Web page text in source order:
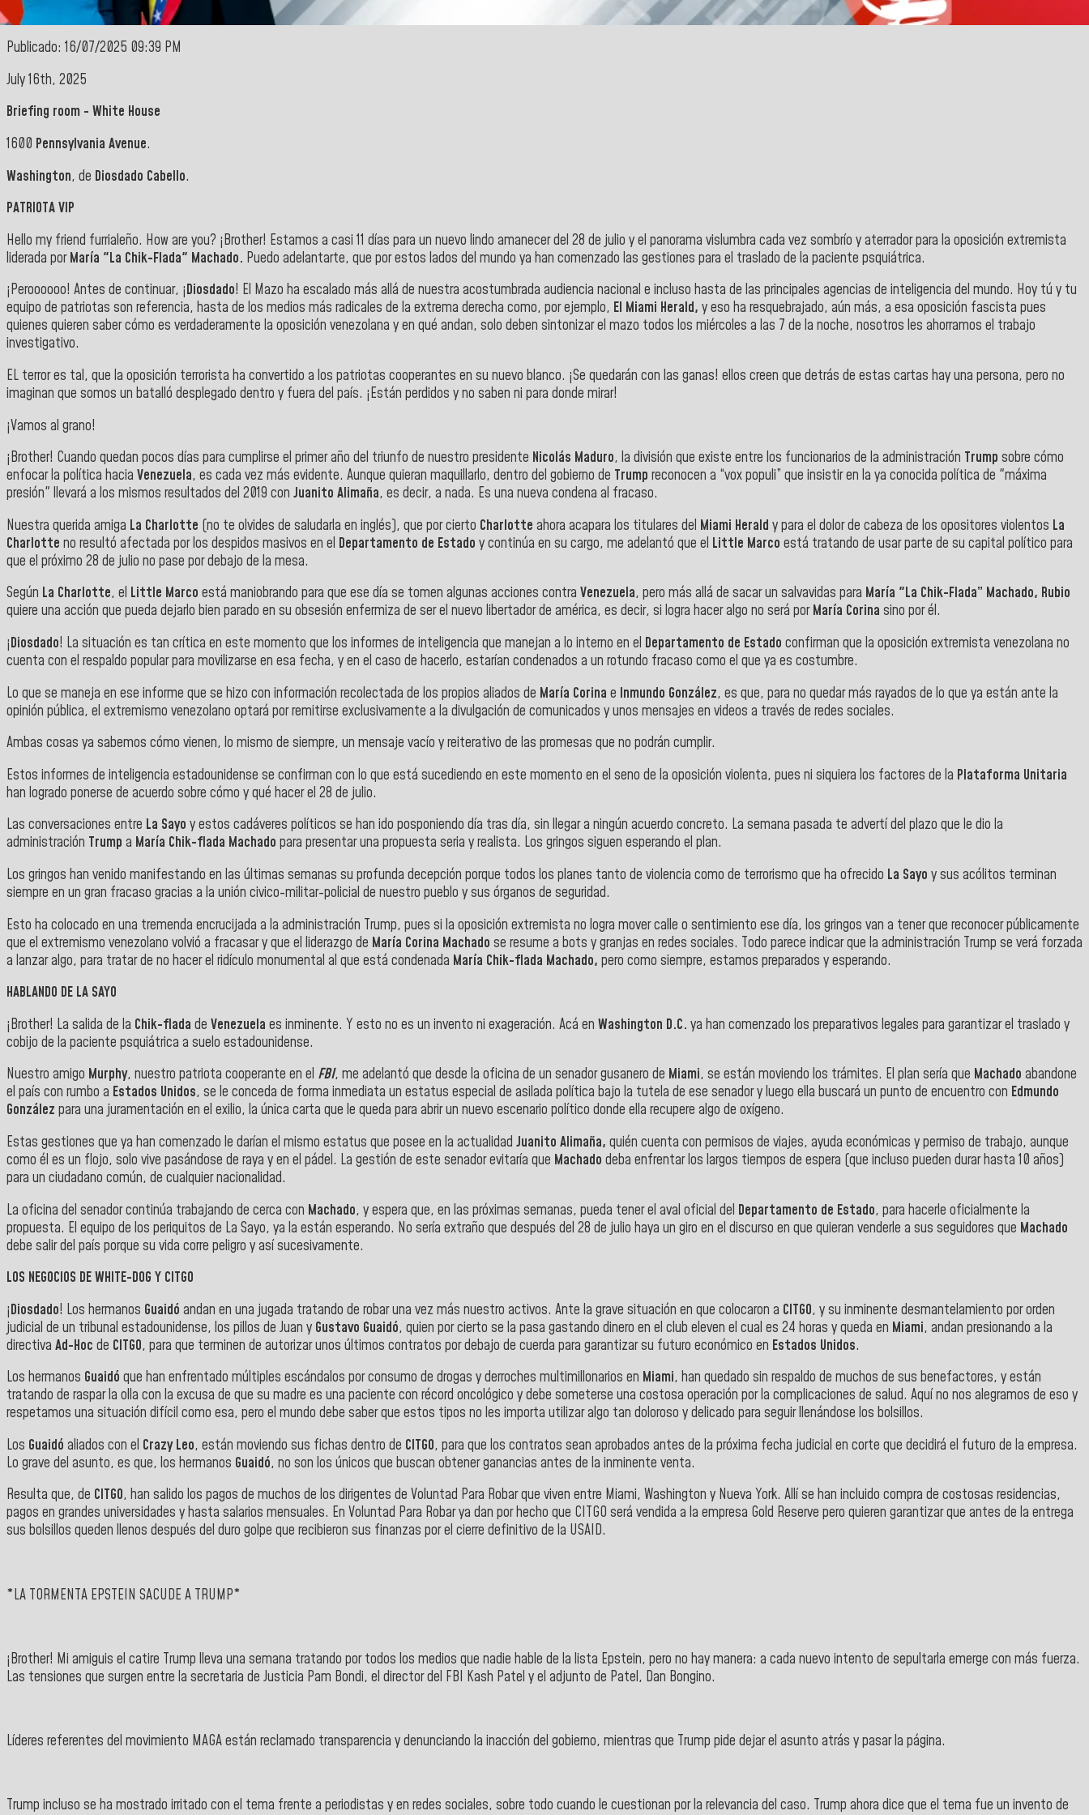
Publicado: 16/07/2025 09:39 PM
July 16th, 2025
Briefing room - White House
1600 Pennsylvania Avenue.
Washington, de Diosdado Cabello.
PATRIOTA VIP
Hello my friend furrialeño. How are you? ¡Brother! Estamos a casi 11 días para un nuevo lindo amanecer del 28 de julio y el panorama vislumbra cada vez sombrío y aterrador para la oposición extremista
liderada porMaría "La Chik-Flada" Machado. Puedo adelantarte, que por estos lados del mundo ya han comenzado las gestiones para el traslado de la paciente psquiátrica.
¡Peroooooo! Antes de continuar, ¡Diosdado! El Mazo ha escalado más allá de nuestra acostumbrada audiencia nacional e incluso hasta de las principales agencias de inteligencia del mundo. Hoy tú y tu
equipo de patriotas son referencia, hasta de los medios más radicales de la extrema derecha como, por ejemplo, El Miami Herald, y eso ha resquebrajado, aún más, a esa oposición fascista pues
quienes quieren saber cómo es verdaderamente la oposición venezolana y en qué andan, solo deben sintonizar el mazo todos los miércoles a las 7 de la noche, nosotros les ahorramos el trabajo
investigativo.
EL terror es tal, que la oposición terrorista ha convertido a los patriotas cooperantes en su nuevo blanco. ¡Se quedarán con las ganas! ellos creen que detrás de estas cartas hay una persona, pero no
imaginan que somos un batalló desplegado dentro y fuera del país. ¡Están perdidos y no saben ni para donde mirar!
¡Vamos al grano!
¡Brother! Cuando quedan pocos días para cumplirse el primer año del triunfo de nuestro presidente Nicolás Maduro, la división que existe entre los funcionarios de la administración Trump sobre cómo
enfocar la política hacia Venezuela, es cada vez más evidente. Aunque quieran maquillarlo, dentro del gobierno de Trump reconocen a “vox populi” que insistir en la ya conocida política de "máxima
presión" llevará a los mismos resultados del 2019 con Juanito Alimaña, es decir, a nada. Es una nueva condena al fracaso.
Nuestra querida amiga La Charlotte (no te olvides de saludarla en inglés), que por cierto Charlotte ahora acapara los titulares del Miami Herald y para el dolor de cabeza de los opositores violentos La
Charlotte no resultó afectada por los despidos masivos en el Departamento de Estado y continúa en su cargo, me adelantó que el Little Marco está tratando de usar parte de su capital político para
que el próximo 28 de julio no pase por debajo de la mesa.
Según La Charlotte, el Little Marco está maniobrando para que ese día se tomen algunas acciones contra Venezuela, pero más allá de sacar un salvavidas para María "La Chik-Flada” Machado, Rubio
quiere una acción que pueda dejarlo bien parado en su obsesión enfermiza de ser el nuevo libertador de américa, es decir, si logra hacer algo no será porMaría Corina sino por él.
¡Diosdado! La situación es tan crítica en este momento que los informes de inteligencia que manejan a lo interno en el Departamento de Estado confirman que la oposición extremista venezolana no
cuenta con el respaldo popular para movilizarse en esa fecha, y en el caso de hacerlo, estarían condenados a un rotundo fracaso como el que ya es costumbre.
Lo que se maneja en ese informe que se hizo con información recolectada de los propios aliados de María Corina e Inmundo González, es que, para no quedar más rayados de lo que ya están ante la
opinión pública, el extremismo venezolano optará por remitirse exclusivamente a la divulgación de comunicados y unos mensajes en videos a través de redes sociales.
Ambas cosas ya sabemos cómo vienen, lo mismo de siempre, un mensaje vacío y reiterativo de las promesas que no podrán cumplir.
Estos informes de inteligencia estadounidense se confirman con lo que está sucediendo en este momento en el seno de la oposición violenta, pues ni siquiera los factores de la Plataforma Unitaria
han logrado ponerse de acuerdo sobre cómo y qué hacer el 28 de julio.
Las conversaciones entre La Sayo y estos cadáveres políticos se han ido posponiendo día tras día, sin llegar a ningún acuerdo concreto. La semana pasada te advertí del plazo que le dio la
administración Trump a María Chik-flada Machado para presentar una propuesta seria y realista. Los gringos siguen esperando el plan.
Los gringos han venido manifestando en las últimas semanas su profunda decepción porque todos los planes tanto de violencia como de terrorismo que ha ofrecido La Sayo y sus acólitos terminan
siempre en un gran fracaso gracias a la unión civico-militar-policial de nuestro pueblo y sus órganos de seguridad.
Esto ha colocado en una tremenda encrucijada a la administración Trump, pues si la oposición extremista no logra mover calle o sentimiento ese día, los gringos van a tener que reconocer públicamente
que el extremismo venezolano volvió a fracasar y que el liderazgo de María Corina Machado se resume a bots y granjas en redes sociales. Todo parece indicar que la administración Trump se verá forzada
a lanzar algo, para tratar de no hacer el ridículo monumental al que está condenada María Chik-flada Machado, pero como siempre, estamos preparados y esperando.
HABLANDO DE LA SAYO
¡Brother! La salida de la Chik-flada de Venezuela es inminente. Y esto no es un invento ni exageración. Acá en Washington D.C. ya han comenzado los preparativos legales para garantizar el traslado y
cobijo de la paciente psquiátrica a suelo estadounidense.
Nuestro amigo Murphy, nuestro patriota cooperante en el FBI, me adelantó que desde la oficina de un senador gusanero de Miami, se están moviendo los trámites. El plan sería que Machado abandone
el país con rumbo a Estados Unidos, se le conceda de forma inmediata un estatus especial de asilada política bajo la tutela de ese senador y luego ella buscará un punto de encuentro con Edmundo
González para una juramentación en el exilio, la única carta que le queda para abrir un nuevo escenario político donde ella recupere algo de oxígeno.
Estas gestiones que ya han comenzado le darían el mismo estatus que posee en la actualidad Juanito Alimaña, quién cuenta con permisos de viajes, ayuda económicas y permiso de trabajo, aunque
como él es un flojo, solo vive pasándose de raya y en el pádel. La gestión de este senador evitaría que Machado deba enfrentar los largos tiempos de espera (que incluso pueden durar hasta 10 años)
para un ciudadano común, de cualquier nacionalidad.
La oficina del senador continúa trabajando de cerca con Machado, y espera que, en las próximas semanas, pueda tener el aval oficial del Departamento de Estado, para hacerle oficialmente la
propuesta. El equipo de los periquitos de La Sayo, ya la están esperando. No sería extraño que después del 28 de julio haya un giro en el discurso en que quieran venderle a sus seguidores que Machado
debe salir del país porque su vida corre peligro y así sucesivamente.
LOS NEGOCIOS DE WHITE-DOG Y CITGO
¡Diosdado! Los hermanos Guaidó andan en una jugada tratando de robar una vez más nuestro activos. Ante la grave situación en que colocaron a CITGO, y su inminente desmantelamiento por orden
judicial de un tribunal estadounidense, los pillos de Juan y Gustavo Guaidó, quien por cierto se la pasa gastando dinero en el club eleven el cual es 24 horas y queda en Miami, andan presionando a la
directiva Ad-Hoc de CITGO, para que terminen de autorizar unos últimos contratos por debajo de cuerda para garantizar su futuro económico en Estados Unidos.
Los hermanos Guaidó que han enfrentado múltiples escándalos por consumo de drogas y derroches multimillonarios en Miami, han quedado sin respaldo de muchos de sus benefactores, y están
tratando de raspar la olla con la excusa de que su madre es una paciente con récord oncológico y debe someterse una costosa operación por la complicaciones de salud. Aquí no nos alegramos de eso y
respetamos una situación difícil como esa, pero el mundo debe saber que estos tipos no les importa utilizar algo tan doloroso y delicado para seguir llenándose los bolsillos.
Los Guaidó aliados con el Crazy Leo, están moviendo sus fichas dentro de CITGO, para que los contratos sean aprobados antes de la próxima fecha judicial en corte que decidirá el futuro de la empresa.
Lo grave del asunto, es que, los hermanos Guaidó, no son los únicos que buscan obtener ganancias antes de la inminente venta.
Resulta que, de CITGO, han salido los pagos de muchos de los dirigentes de Voluntad Para Robar que viven entre Miami, Washington y Nueva York. Allí se han incluido compra de costosas residencias,
pagos en grandes universidades y hasta salarios mensuales. En Voluntad Para Robar ya dan por hecho que CITGO será vendida a la empresa Gold Reserve pero quieren garantizar que antes de la entrega
sus bolsillos queden llenos después del duro golpe que recibieron sus finanzas por el cierre definitivo de la USAID.
*LA TORMENTA EPSTEIN SACUDE A TRUMP*
¡Brother! Mi amiguis el catire Trump lleva una semana tratando por todos los medios que nadie hable de la lista Epstein, pero no hay manera: a cada nuevo intento de sepultarla emerge con más fuerza.
Las tensiones que surgen entre la secretaria de Justicia Pam Bondi, el director del FBI Kash Patel y el adjunto de Patel, Dan Bongino.
Líderes referentes del movimiento MAGA están reclamado transparencia y denunciando la inacción del gobierno, mientras que Trump pide dejar el asunto atrás y pasar la página.
Trump incluso se ha mostrado irritado con el tema frente a periodistas y en redes sociales, sobre todo cuando le cuestionan por la relevancia del caso. Trump ahora dice que el tema fue un invento de